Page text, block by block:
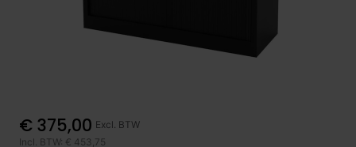
€ 375,00 Excl. BTW
Incl. BTW: € 453,75